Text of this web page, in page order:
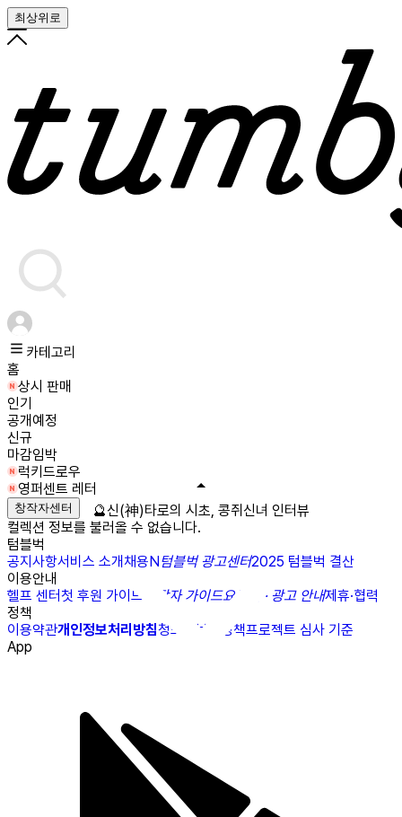
최상위로
카테고리
홈
상시 판매
인기
공개예정
신규
마감임박
럭키드로우
영퍼센트 레터
창작자센터
컬렉션 정보를 불러올 수 없습니다.
텀블벅
공지사항서비스 소개채용N텀블벅 광고센터2025 텀블벅 결산
이용안내
헬프 센터첫 후원 가이드 창작자 가이드요금제 · 광고 안내제휴·협력
정책
이용약관개인정보처리방침청소년보호정책프로젝트 심사 기준
App
🔮신(神)타로의 시초, 콩쥐신녀 인터뷰